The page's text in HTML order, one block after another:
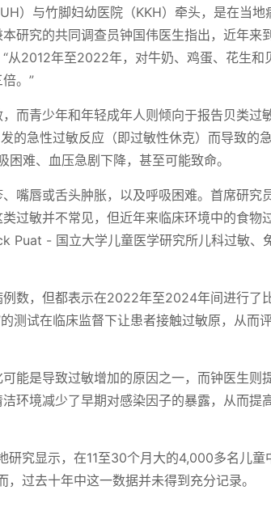
）与竹脚妇幼医院（KKH）牵头，是在当地
研究的共同调查员钟国伟医生指出，近年来
从2012年至2022年，对牛奶、鸡蛋、花生和
。”
而青少年和年轻成年人则倾向于报告贝类过
的急性过敏反应（即过敏性休克）而导致的
难、血压急剧下降，甚至可能致命。
嘴唇或舌头肿胀，以及呼吸困难。首席研究
过敏并不常见，但近年来临床环境中的食物
Puat - 国立大学儿童医学研究所儿科过敏、
数，但都表示在2022年至2024年间进行了
测试在临床监督下让患者接触过敏原，从而
能是导致过敏增加的原因之一，而钟医生则
环境减少了早期对感染因子的暴露，从而提
研究显示，在11至30个月大的4,000多名儿童
过去十年中这一数据并未得到充分记录。